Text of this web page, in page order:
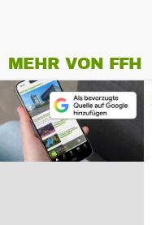
MEHR VON FFH